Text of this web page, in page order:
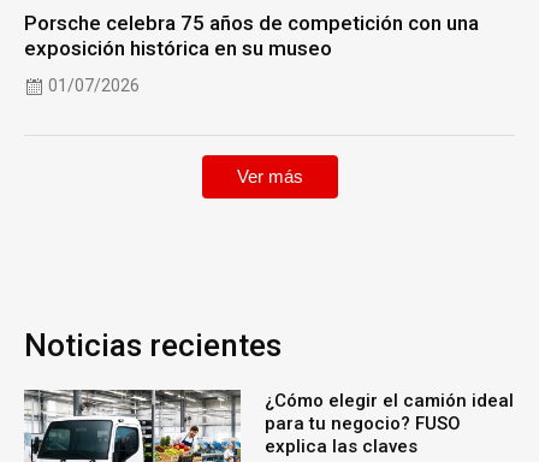
Porsche celebra 75 años de competición con una
exposición histórica en su museo
01/07/2026
Ver más
Noticias recientes
¿Cómo elegir el camión ideal
para tu negocio? FUSO
explica las claves